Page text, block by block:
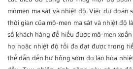
mômen ma sát và nhiệt độ. Việc dự
thời gian của mô-men ma sát và nhiệt độ
số khách hàng để hiểu được mô-men
họ hoặc nhiệt độ tối đa đạt được trong
thể dẫn đến hư hỏng sớm do lão hóa